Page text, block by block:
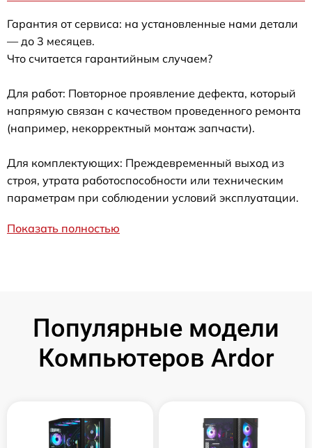
Гарантия от сервиса: на установленные нами детали
— до 3 месяцев.
Что считается гарантийным случаем?
Для работ: Повторное проявление дефекта, который
напрямую связан с качеством проведенного ремонта
(например, некорректный монтаж запчасти).
Для комплектующих: Преждевременный выход из
строя, утрата работоспособности или техническим
параметрам при соблюдении условий эксплуатации.
Показать полностью
Популярные модели
Компьютеров Ardor